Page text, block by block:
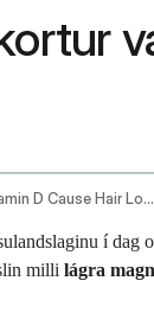
Does The Deficiency Of Vitamin D Cause Hair Loss
í dag
milli lágra